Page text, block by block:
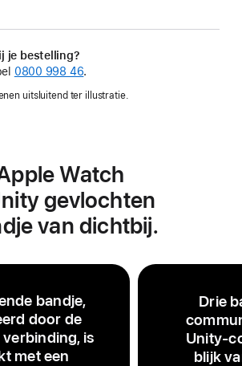
je bestelling?
0800 998 46.
uitsluitend ter illustratie.
Watch
gevlochten
van dichtbij.
bandje,
door de
is
met een
Drie
Unity-
blijk